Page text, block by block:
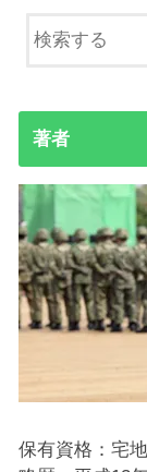
著者
保有資格：宅